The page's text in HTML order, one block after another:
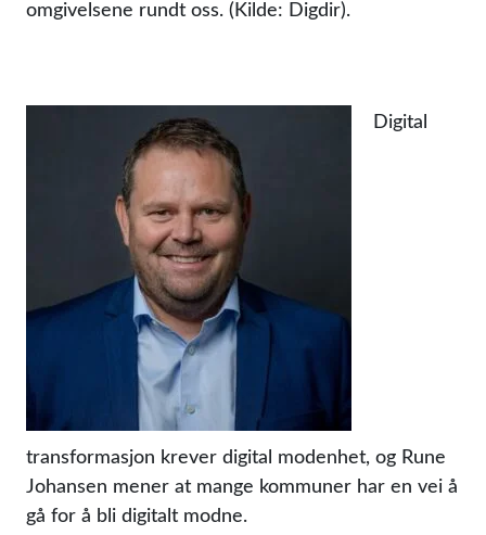
omgivelsene rundt oss. (Kilde: Digdir).
Digital
transformasjon krever digital modenhet, og Rune
Johansen mener at mange kommuner har en vei å
gå for å bli digitalt modne.